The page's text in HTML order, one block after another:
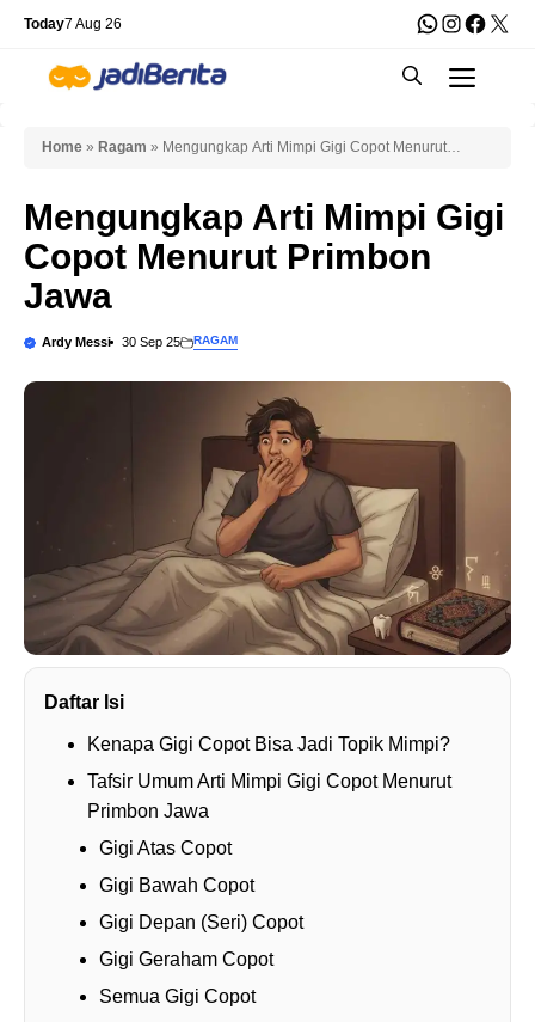
Skip
content
Today7 Aug 26 WhatsApp
X
Home » Ragam » Mengungkap Arti Mimpi Gigi Copot Menurut
Mengungkap Arti Mimpi Gigi
Copot Menurut Primbon
Jawa
Ardy Messi 30 Sep 25 RAGAM
Daftar Isi
Kenapa Gigi Copot Bisa Jadi Topik Mimpi?
Tafsir Umum Arti Mimpi Gigi Copot Menurut
Primbon Jawa
Gigi Atas Copot
Gigi Bawah Copot
Gigi Depan (Seri) Copot
Gigi Geraham Copot
Semua Gigi Copot